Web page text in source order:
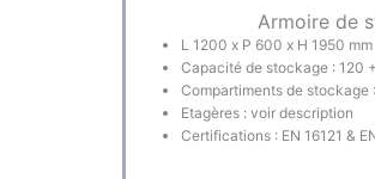
Armoire de
L 1200 x P 600 x H 1950 mm
Capacité de stockage : 120
Compartiments de stockage
Etagères : voir description
Certifications : EN 16121 &